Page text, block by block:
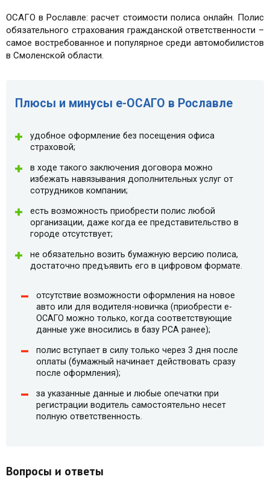
ОСАГО в Рославле: расчет стоимости полиса онлайн. Полис
обязательного страхования гражданской ответственности –
самое востребованное и популярное среди автомобилистов
в Смоленской области.
Плюсы и минусы e-ОСАГО в Рославле
удобное оформление без посещения офиса
страховой;
в ходе такого заключения договора можно
избежать навязывания дополнительных услуг от
сотрудников компании;
есть возможность приобрести полис любой
организации, даже когда ее представительство в
городе отсутствует;
не обязательно возить бумажную версию полиса,
достаточно предъявить его в цифровом формате.
отсутствие возможности оформления на новое
авто или для водителя-новичка (приобрести e-
ОСАГО можно только, когда соответствующие
данные уже вносились в базу РСА ранее);
полис вступает в силу только через 3 дня после
оплаты (бумажный начинает действовать сразу
после оформления);
за указанные данные и любые опечатки при
регистрации водитель самостоятельно несет
полную ответственность.
Вопросы и ответы